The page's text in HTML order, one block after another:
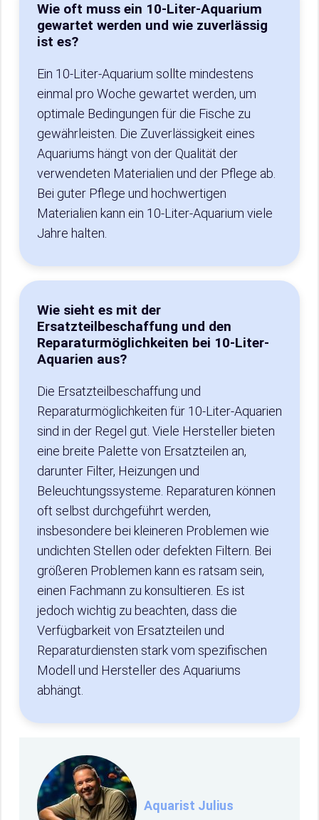
Wie oft muss ein 10-Liter-Aquarium
gewartet werden und wie zuverlässig
ist es?
Ein 10-Liter-Aquarium sollte mindestens
einmal pro Woche gewartet werden, um
optimale Bedingungen für die Fische zu
gewährleisten. Die Zuverlässigkeit eines
Aquariums hängt von der Qualität der
verwendeten Materialien und der Pflege ab.
Bei guter Pflege und hochwertigen
Materialien kann ein 10-Liter-Aquarium viele
Jahre halten.
Wie sieht es mit der
Ersatzteilbeschaffung und den
Reparaturmöglichkeiten bei 10-Liter-
Aquarien aus?
Die Ersatzteilbeschaffung und
Reparaturmöglichkeiten für 10-Liter-Aquarien
sind in der Regel gut. Viele Hersteller bieten
eine breite Palette von Ersatzteilen an,
darunter Filter, Heizungen und
Beleuchtungssysteme. Reparaturen können
oft selbst durchgeführt werden,
insbesondere bei kleineren Problemen wie
undichten Stellen oder defekten Filtern. Bei
größeren Problemen kann es ratsam sein,
einen Fachmann zu konsultieren. Es ist
jedoch wichtig zu beachten, dass die
Verfügbarkeit von Ersatzteilen und
Reparaturdiensten stark vom spezifischen
Modell und Hersteller des Aquariums
abhängt.
Aquarist Julius